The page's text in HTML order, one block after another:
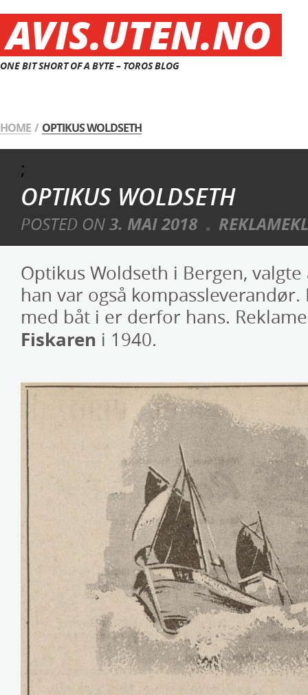
AVIS.UTEN.NO
ONE BIT SHORT OF A BYTE – TOROS BLOG
HOME / OPTIKUS WOLDSETH
;
OPTIKUS WOLDSETH
POSTED ON3. MAI 2018
Optikus Woldseth i Bergen,
han var også
med båt i er derfor hans.
Fiskaren i 1940.